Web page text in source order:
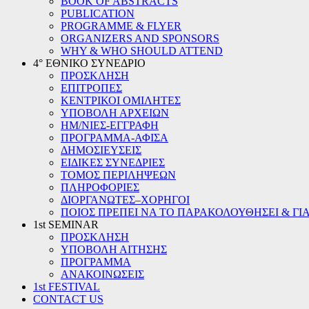
PUBLICATION
PROGRAMME & FLYER
ORGANIZERS AND SPONSORS
WHY & WHO SHOULD ATTEND
4° ΕΘΝΙΚΟ ΣΥΝΕΔΡΙΟ
ΠΡΟΣΚΛΗΣΗ
ΕΠΙΤΡΟΠΕΣ
ΚΕΝΤΡΙΚΟΙ ΟΜΙΛΗΤΕΣ
ΥΠΟΒΟΛΗ ΑΡΧΕΙΩΝ
ΗΜ/ΝΙΕΣ-ΕΓΓΡΑΦΗ
ΠΡΟΓΡΑΜΜΑ-ΑΦΙΣΑ
ΔΗΜΟΣΙΕΥΣΕΙΣ
ΕΙΔΙΚΕΣ ΣΥΝΕΔΡΙΕΣ
ΤΟΜΟΣ ΠΕΡΙΛΗΨΕΩΝ
ΠΛΗΡΟΦΟΡΙΕΣ
ΔΙΟΡΓΑΝΩΤΕΣ–ΧΟΡΗΓΟΙ
ΠΟΙΟΣ ΠΡΕΠΕΙ ΝΑ ΤΟ ΠΑΡΑΚΟΛΟΥΘΗΣΕΙ &
1st SEMINAR
ΠΡΟΣΚΛΗΣΗ
ΥΠΟΒΟΛΗ ΑΙΤΗΣΗΣ
ΠΡΟΓΡΑΜΜΑ
ΑΝΑΚΟΙΝΩΣΕΙΣ
1st FESTIVAL
CONTACT US